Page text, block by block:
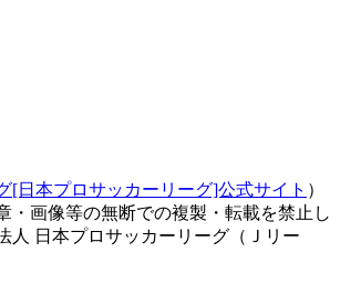
[日本プロサッカーリーグ]公式サイト ）
・画像等の無断での複製・転載を禁止し
人 日本プロサッカーリーグ（Ｊリー